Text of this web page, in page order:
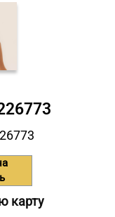
карту